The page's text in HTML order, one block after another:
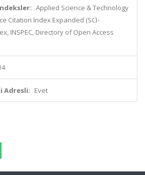
Applied Science & Technology
Citation Index Expanded (SCI-
INSPEC, Directory of Open Access
Adresli: Evet